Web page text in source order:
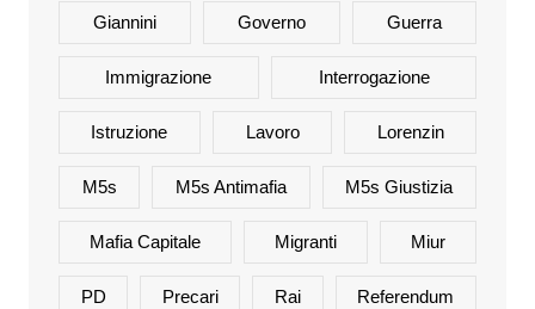
Giannini Governo Guerra
Immigrazione Interrogazione
Istruzione Lavoro Lorenzin
M5s M5s Antimafia M5s Giustizia
Mafia Capitale Migranti Miur
PD Precari Rai Referendum